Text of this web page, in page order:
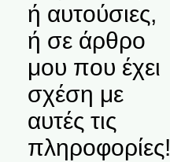
ή αυτούσιες,
ή σε άρθρο
μου που έχει
σχέση με
αυτές τις
πληροφορίες!